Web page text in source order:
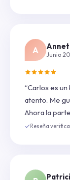
A Junio
“Carlos es
atento. Me
Ahora la
Reseña